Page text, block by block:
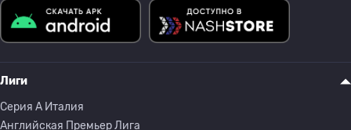
Лиги
Серия A Италия
Английская Премьер Лига